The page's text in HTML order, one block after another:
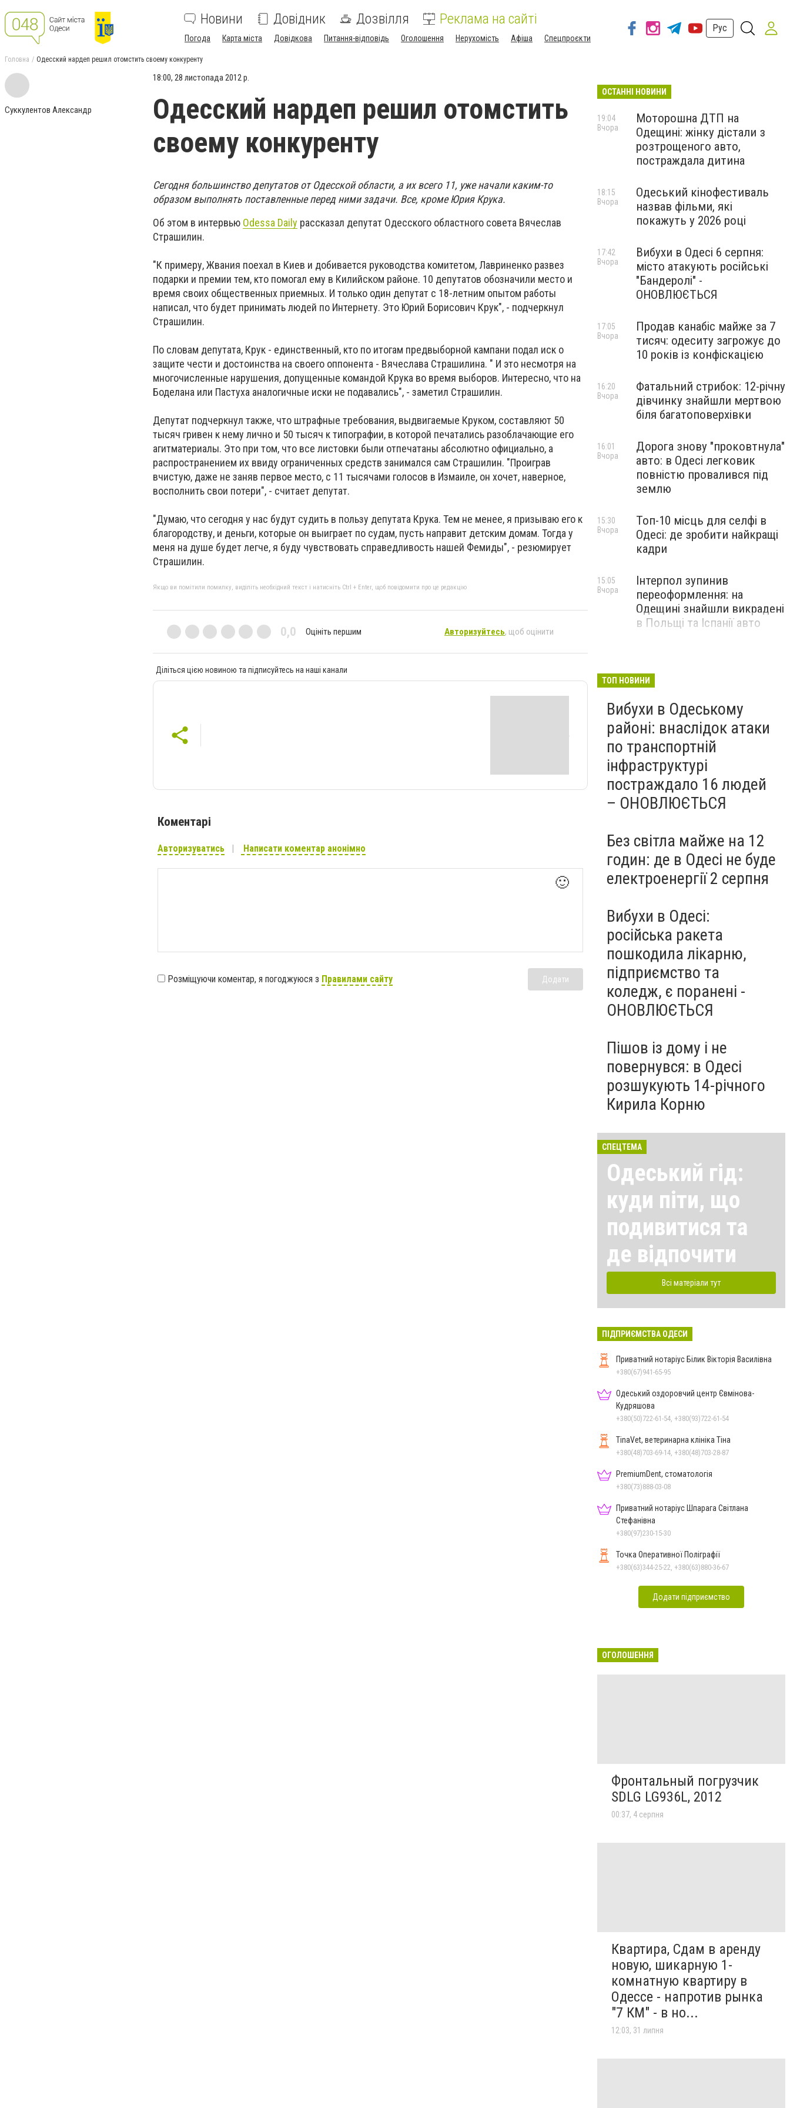
Новини Довідник Дозвілля Реклама на сайті
Погода Карта міста Довідкова Питання-відповідь Оголошення Нерухомість Афіша Спецпроєкти
Рус
Головна Одесский нардеп решил отомстить своему конкуренту
Суккулентов Александр
18:00, 28 листопада 2012 р.
Одесский нардеп решил отомстить
своему конкуренту
Сегодня большинство депутатов от Одесской области, а их всего 11, уже начали каким-то
образом выполнять поставленные перед ними задачи. Все, кроме Юрия Крука.
Об этом в интервью Odessa Daily рассказал депутат Одесского областного совета Вячеслав
Страшилин.
"К примеру, Жвания поехал в Киев и добивается руководства комитетом, Лавриненко развез
подарки и премии тем, кто помогал ему в Килийском районе. 10 депутатов обозначили место и
время своих общественных приемных. И только один депутат с 18-летним опытом работы
написал, что будет принимать людей по Интернету. Это Юрий Борисович Крук", - подчеркнул
Страшилин.
По словам депутата, Крук - единственный, кто по итогам предвыборной кампани подал иск о
защите чести и достоинства на своего оппонента - Вячеслава Страшилина. " И это несмотря на
многочисленные нарушения, допущенные командой Крука во время выборов. Интересно, что на
Боделана или Пастуха аналогичные иски не подавались", - заметил Страшилин.
Депутат подчеркнул также, что штрафные требования, выдвигаемые Круком, составляют 50
тысяч гривен к нему лично и 50 тысяч к типографии, в которой печатались разоблачающие его
агитматериалы. Это при том, что все листовки были отпечатаны абсолютно официально, а
распространением их ввиду ограниченных средств занимался сам Страшилин. "Проиграв
вчистую, даже не заняв первое место, с 11 тысячами голосов в Измаиле, он хочет, наверное,
восполнить свои потери", - считает депутат.
"Думаю, что сегодня у нас будут судить в пользу депутата Крука. Тем не менее, я призываю его к
благородству, и деньги, которые он выиграет по судам, пусть направит детским домам. Тогда у
меня на душе будет легче, я буду чувствовать справедливость нашей Фемиды", - резюмирует
Страшилин.
Якщо ви помітили помилку, виділіть необхідний текст і натисніть Ctrl + Enter, щоб повідомити про це редакцію
0,0 Оцініть першим Авторизуйтесь, щоб оцінити
Діліться цією новиною та підписуйтесь на наші канали
Коментарі
Авторизуватись Написати коментар анонімно
🙂
Розміщуючи коментар, я погоджуюся з Правилами сайту Додати
ОСТАННІ НОВИНИ
Моторошна ДТП на
Одещині: жінку дістали з
розтрощеного авто,
постраждала дитина
19:04
Вчора
Одеський кінофестиваль
назвав фільми, які
покажуть у 2026 році
18:15
Вчора
Вибухи в Одесі 6 серпня:
місто атакують російські
"Бандеролі" -
ОНОВЛЮЄТЬСЯ
17:42
Вчора
Продав канабіс майже за 7
тисяч: одеситу загрожує до
10 років із конфіскацією
17:05
Вчора
Фатальний стрибок: 12-річну
дівчинку знайшли мертвою
біля багатоповерхівки
16:20
Вчора
Дорога знову "проковтнула"
авто: в Одесі легковик
повністю провалився під
землю
16:01
Вчора
Топ-10 місць для селфі в
Одесі: де зробити найкращі
кадри
15:30
Вчора
Інтерпол зупинив
переоформлення: на
Одещині знайшли викрадені
в Польщі та Іспанії авто
15:05
Вчора
ТОП НОВИНИ
Вибухи в Одеському
районі: внаслідок атаки
по транспортній
інфраструктурі
постраждало 16 людей
– ОНОВЛЮЄТЬСЯ
Без світла майже на 12
годин: де в Одесі не буде
електроенергії 2 серпня
Вибухи в Одесі:
російська ракета
пошкодила лікарню,
підприємство та
коледж, є поранені -
ОНОВЛЮЄТЬСЯ
Пішов із дому і не
повернувся: в Одесі
розшукують 14-річного
Кирила Корню
СПЕЦТЕМА
Одеський гід:
куди піти, що
подивитися та
де відпочити
Всі матеріали тут
ПІДПРИЄМСТВА ОДЕСИ
Приватний нотаріус Білик Вікторія Василівна
+380(67)941-65-95
Одеський оздоровчий центр Євмінова-
Кудряшова
+380(50)722-61-54, +380(93)722-61-54
TinaVet, ветеринарна клініка Тіна
+380(48)703-69-14, +380(48)703-28-87
PremiumDent, стоматологія
+380(73)888-03-08
Приватний нотаріус Шпарага Світлана
Стефанівна
+380(97)230-15-30
Точка Оперативної Поліграфії
+380(63)344-25-22, +380(63)880-36-67
Додати підприємство
ОГОЛОШЕННЯ
Фронтальный погрузчик
SDLG LG936L, 2012
00:37, 4 серпня
Квартира, Сдам в аренду
новую, шикарную 1-
комнатную квартиру в
Одессе - напротив рынка
"7 КМ" - в но...
12:03, 31 липня